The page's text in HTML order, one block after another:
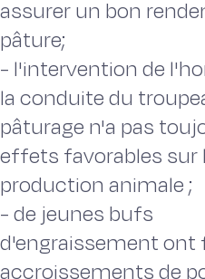
assurer un bon
pâture;
- l'intervention de
la conduite du
pâturage n'a pas
effets favorables sur
production animale ;
- de jeunes bufs
d'engraissement ont
accroissements de